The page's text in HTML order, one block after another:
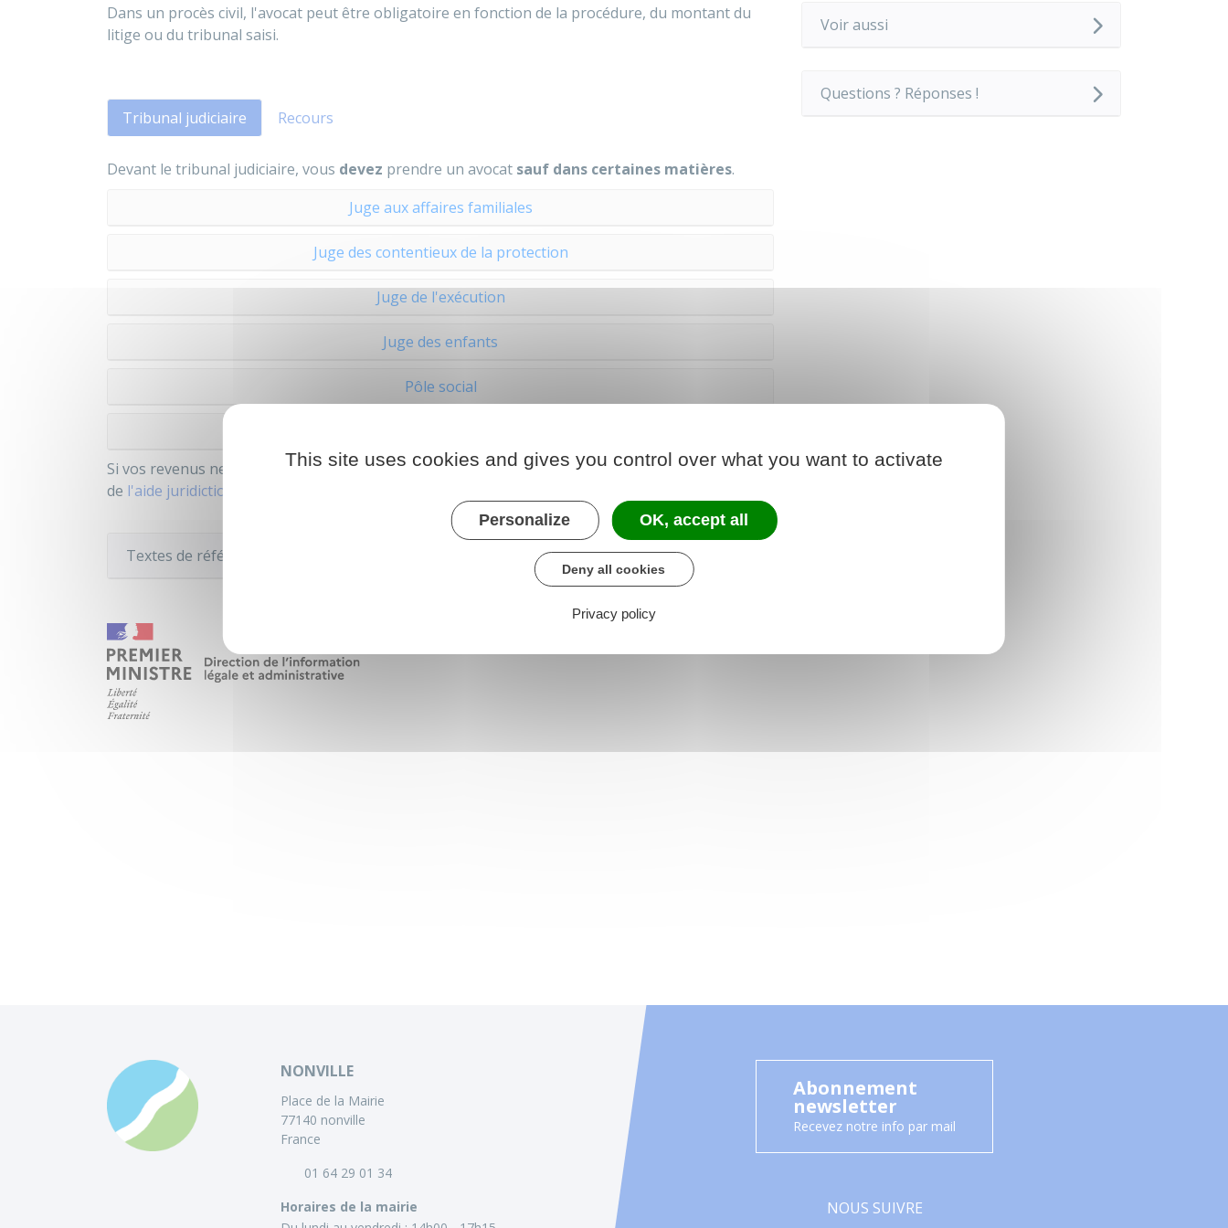
Dans un procès civil, l'avocat peut être obligatoire en fonction de la procédure, du montant du
litige ou du tribunal saisi.
Tribunal judiciaire Recours
Devant le tribunal judiciaire, vous devez prendre un avocat sauf dans certaines matières.
Juge aux affaires familiales
Juge des contentieux de la protection
Juge de l'exécution
Juge des enfants
Pôle social
Si vos revenus ne vous permettent pas de payer un avocat, vous pouvez demander à bénéficier
de l'aide juridictionnelle
Textes de référence
Voir aussi
Questions ? Réponses !
NONVILLE
Place de la Mairie
77140 nonville
France
01 64 29 01 34
Horaires de la mairie
Abonnement
newsletter
Recevez notre info par mail
NOUS SUIVRE
This site uses cookies and gives you control over what you want to activate
Personalize OK, accept all
Deny all cookies
Privacy policy